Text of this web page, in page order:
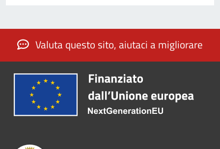
Valuta questo sito, aiutaci a migliorare